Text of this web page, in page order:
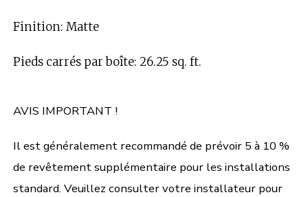
Finition: Matte
Pieds carrés par boîte: 26.25 sq. ft.
AVIS IMPORTANT !
Il est généralement recommandé de prévoir 5 à 10 %
de revêtement supplémentaire pour les installations
standard. Veuillez consulter votre installateur pour